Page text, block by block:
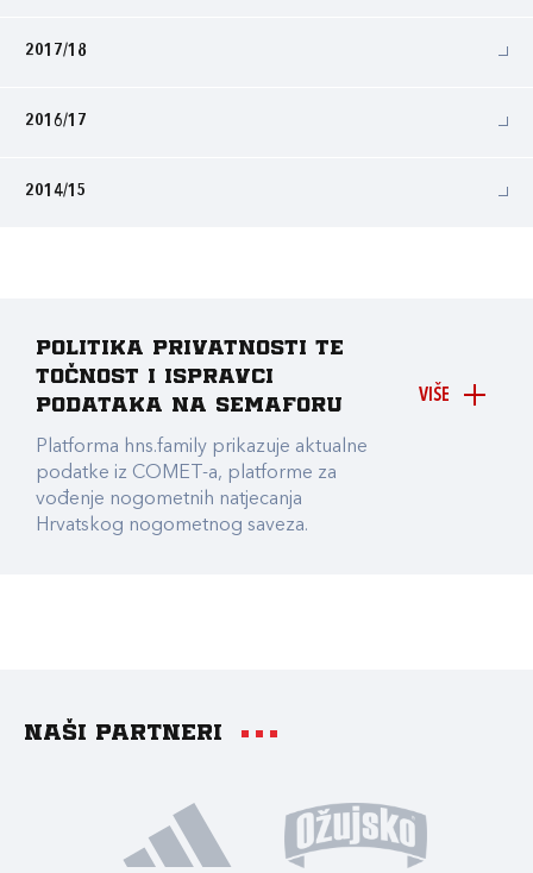
2017/18
2016/17
2014/15
VIŠE
Politika privatnosti te
točnost i ispravci
podataka na Semaforu
Platforma hns.family prikazuje aktualne
podatke iz COMET-a, platforme za
vođenje nogometnih natjecanja
Hrvatskog nogometnog saveza.
Naši partneri